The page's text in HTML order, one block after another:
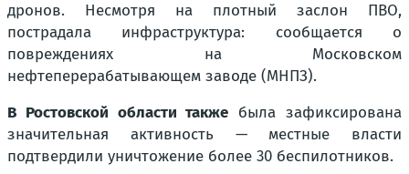
дронов. Несмотря на плотный заслон ПВО,
пострадала инфраструктура: сообщается о
повреждениях на Московском
нефтеперерабатывающем заводе (МНПЗ).
В Ростовской области также была зафиксирована
значительная активность — местные власти
подтвердили уничтожение более 30 беспилотников.